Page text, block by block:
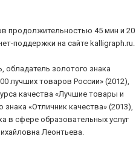
продолжительностью 45 мин и 20
поддержки на сайте kalligraph.ru.
обладатель золотого знака
лучших товаров России» (2012),
качества «Лучшие товары и
знака «Отличник качества» (2013),
в сфере образовательных услуг
Леонтьева.